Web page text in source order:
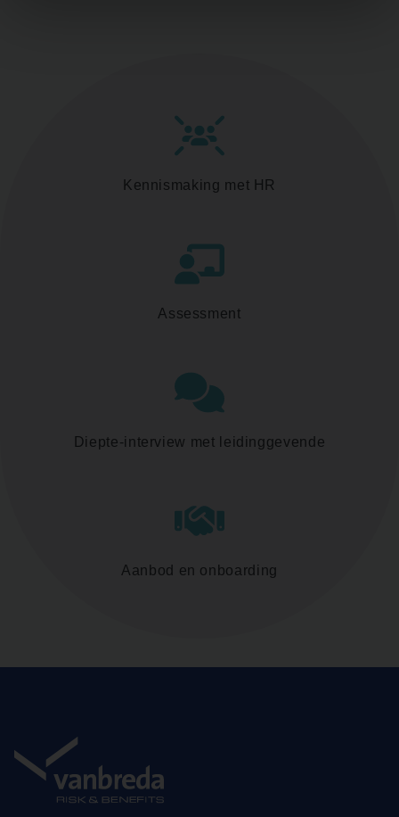
Kennismaking met HR
Assessment
Diepte-interview met leidinggevende
Aanbod en onboarding